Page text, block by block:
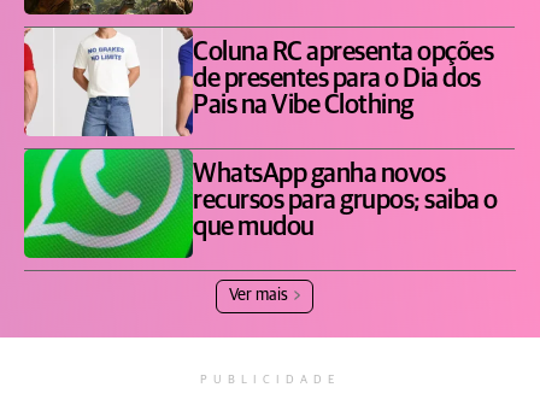
Coluna RC apresenta opções
de presentes para o Dia dos
Pais na Vibe Clothing
WhatsApp ganha novos
recursos para grupos; saiba o
que mudou
Ver mais
PUBLICIDADE